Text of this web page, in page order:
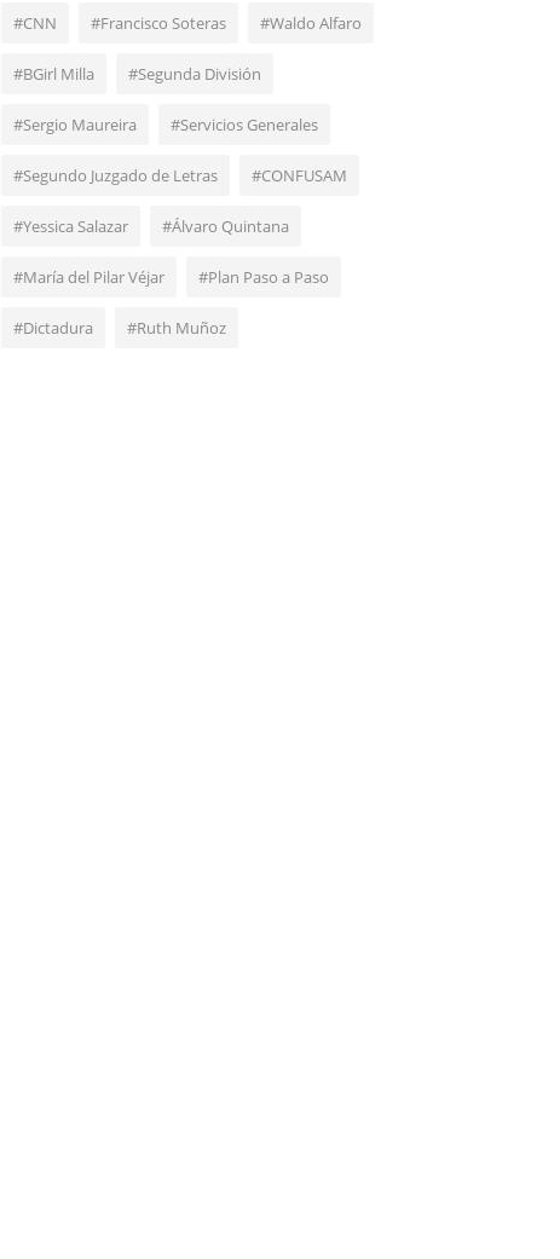
#CNN #Francisco Soteras #Waldo Alfaro
#BGirl Milla #Segunda División
#Sergio Maureira #Servicios Generales
#Segundo Juzgado de Letras #CONFUSAM
#Yessica Salazar #Álvaro Quintana
#María del Pilar Véjar #Plan Paso a Paso
#Dictadura #Ruth Muñoz